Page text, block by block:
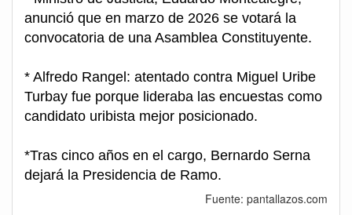
anunció que en marzo de 2026 se votará la
convocatoria de una Asamblea Constituyente.
* Alfredo Rangel: atentado contra Miguel Uribe
Turbay fue porque lideraba las encuestas como
candidato uribista mejor posicionado.
*Tras cinco años en el cargo, Bernardo Serna
dejará la Presidencia de Ramo.
Fuente: pantallazos.com